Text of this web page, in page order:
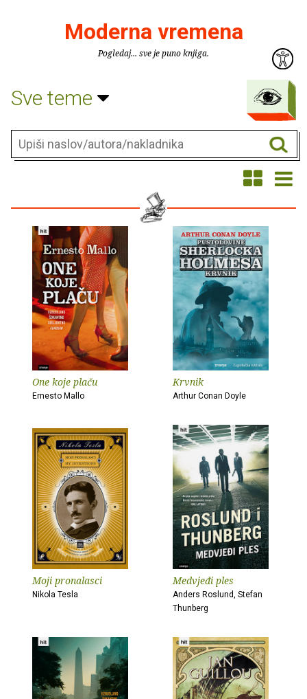
Moderna vremena
Pogledaj... sve je puno knjiga.
Sve teme
One koje plaču
Ernesto Mallo
Krvnik
Arthur Conan Doyle
Moji pronalasci
Nikola Tesla
Medvjeđi ples
Anders Roslund, Stefan
Thunberg